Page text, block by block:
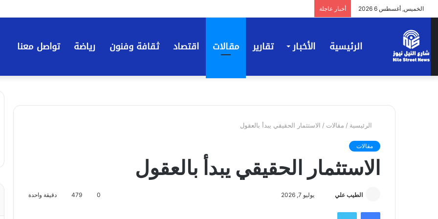
الخميس, أغسطس 6 2026 أخبار عاجلة
الرئيسية الأخبار تقارير مقالات اقتصاد ثقافة وفنون رياضة تواصل معنا
الرئيسية / مقالات / الاستثمار الحقيقي يبدأ بالعقول
مقالات
الاستثمار الحقيقي يبدأ بالعقول
الطيب علي يوليو 7, 2026 0
479 دقيقة واحدة
فيسبوك تويتر